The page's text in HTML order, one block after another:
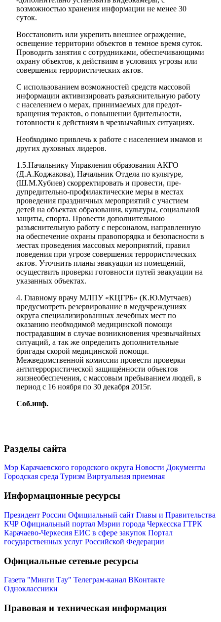
возможностью хранения инфор­мации не менее 30
суток.
Восстановить или укрепить внешнее ограждение,
освещение территории объ­ектов в темное время суток.
Проводить занятия с сотрудниками, обеспечиваю­щими
охрану объектов, к действиям в условиях угрозы или
совершения терро­ристических актов.
С использованием возможностей средств массовой
информации активизиро­вать разъяснительную работу
с населением о мерах, принимаемых для предот­
вращения терактов, о повышении бдительности,
готовности к действиям в чрезвычайных ситуациях.
Необходимо привлечь к работе с населением имамов и
других духовных лидеров.
1.5.Начальнику Управления образования АКГО
(Д.А.Коджакова), Началь­ник Отдела по культуре,
(Ш.М.Хубиев) скорректировать и провести, пре­
дупредительно-профилактические меры в местах
проведения праздничных мероприятий с участием
детей на объектах образования, культуры, социаль­ной
защиты, спорта. Провести дополнительною
разъяснительную работу с персоналом, направленную
на обеспечение охраны правопорядка и безопас­ности в
местах проведения массовых мероприятий, правил
поведения при угрозе совершения террористических
актов. Уточнить планы эвакуации из помещений,
осуществить проверки готовности путей эвакуации на
указан­ных объектах.
4. Главному врачу МЛПУ «КЦГРБ» (К.Ю.Мутчаев)
предусмотреть резерви­рование в медучреждениях
округа специализированных лечебных мест по
оказанию необходимой медицинской помощи
пострадавшим в случае воз­никновения чрезвычайных
ситуаций, а так же определить дополнительные
бригады скорой медицинской помощи.
Межведомственной комиссии провести проверки
антитеррористической защищённости объектов
жизнеобеспечения, с массовым пребыванием лю­дей, в
период с 16 ноября по 30 декабря 2015г.
Соб.инф.
Разделы сайта
Мэр Карачаевского городского округа Новости Документы
Городская среда Туризм Виртуальная приемная
Информационные ресурсы
Президент России Официальный сайт Главы и Правительства
КЧР Официальный портал Мэрии города Черкесска ГТРК
Карачаево-Черкесия ЕИС в сфере закупок Портал
государственных услуг Российской Федерации
Официальные сетевые ресурсы
Газета "Минги Тау" Телеграм-канал ВКонтакте
Одноклассники
Правовая и техническая информация